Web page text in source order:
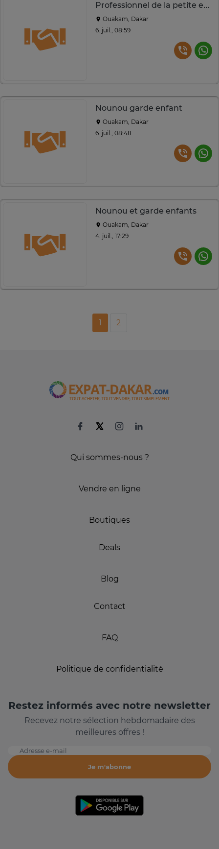
Professionnel de la petite enfance
Ouakam, Dakar
6. juil., 08:59
Nounou garde enfant
Ouakam, Dakar
6. juil., 08:48
Nounou et garde enfants
Ouakam, Dakar
4. juil., 17:29
1 2
Qui sommes-nous ?
Vendre en ligne
Boutiques
Deals
Blog
Contact
FAQ
Politique de confidentialité
Restez informés avec notre newsletter
Recevez notre sélection hebdomadaire des
meilleures offres !
Adresse e-mail
Je m'abonne